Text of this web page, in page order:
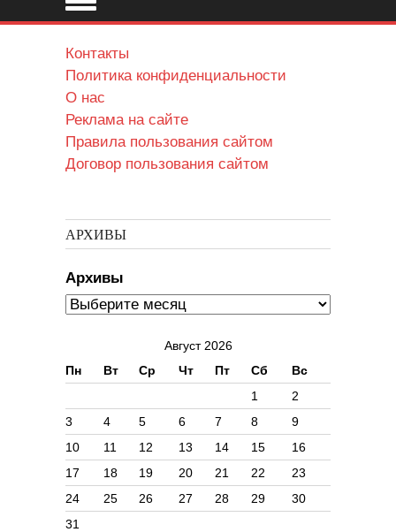
Контакты
Политика конфиденциальности
О нас
Реклама на сайте
Правила пользования сайтом
Договор пользования сайтом
АРХИВЫ
Архивы
Август 2026
Пн
Вт Ср Чт Пт Сб Вс
1
2
3
4 5 6 7 8
9
10
11 12 13 14 15
16
17
18 19 20 21 22
23
24
25 26 27 28 29
30
31